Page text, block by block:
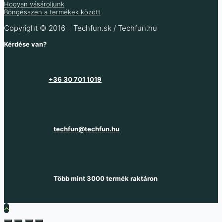
Hogyan vásároljunk
Böngésszen a termékek között
Copyright © 2016 – Techfun.sk / Techfun.hu
Kérdése van?
+36 30 701 1019
techfun@techfun.hu
Több mint 3000 termék raktáron